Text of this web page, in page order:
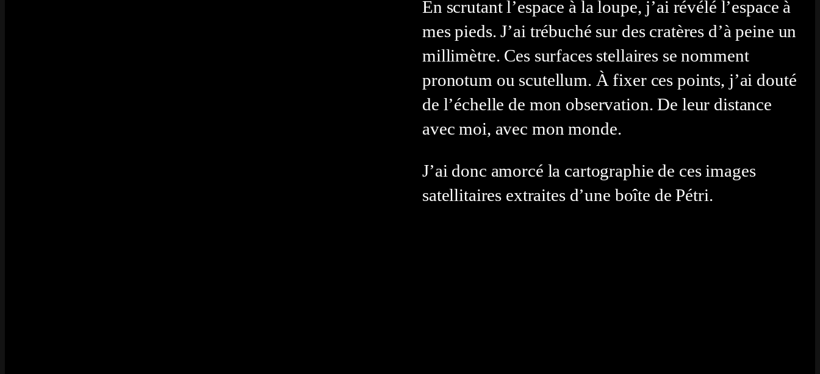
En scrutant l’espace à la loupe, j’ai révélé l’espace à
mes pieds. J’ai trébuché sur des cratères d’à peine un
millimètre. Ces surfaces stellaires se nomment
pronotum ou scutellum. À fixer ces points, j’ai douté
de l’échelle de mon observation. De leur distance
avec moi, avec mon monde.
J’ai donc amorcé la cartographie de ces images
satellitaires extraites d’une boîte de Pétri.